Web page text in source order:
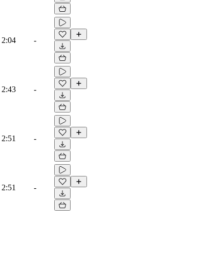
2:04 -
2:43 -
2:51 -
2:51 -